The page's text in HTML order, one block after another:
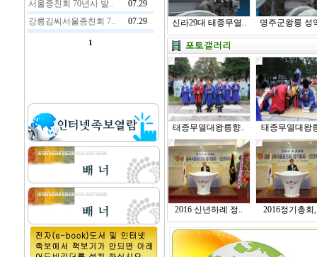
신라29대 태종무열.. 명주군왕릉 성
태종무열대왕릉향.. 태종무열대왕
2016 신년하례 정.. 2016정기총회